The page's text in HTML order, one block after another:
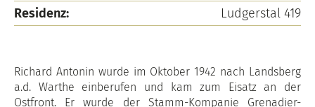
Residenz:
Ludgerstal 419
Richard Antonin wurde im Oktober 1942 nach Landsberg
a.d. Warthe einberufen und kam zum Eisatz an der
Ostfront. Er wurde der Stamm-Kompanie Grenadier-